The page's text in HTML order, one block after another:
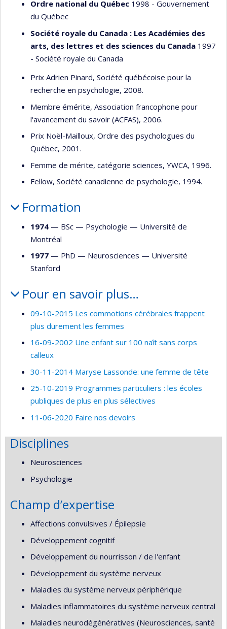
Ordre national du Québec 1998 - Gouvernement
du Québec
Société royale du Canada : Les Académies des
arts, des lettres et des sciences du Canada 1997
- Société royale du Canada
Prix Adrien Pinard, Société québécoise pour la
recherche en psychologie, 2008.
Membre émérite, Association francophone pour
l'avancement du savoir (ACFAS), 2006.
Prix Noël-Mailloux, Ordre des psychologues du
Québec, 2001.
Femme de mérite, catégorie sciences, YWCA, 1996.
Fellow, Société canadienne de psychologie, 1994.
Formation
1974 — BSc — Psychologie — Université de
Montréal
1977 — PhD — Neurosciences — Université
Stanford
Pour en savoir plus…
09-10-2015 Les commotions cérébrales frappent
plus durement les femmes
16-09-2002 Une enfant sur 100 naît sans corps
calleux
30-11-2014 Maryse Lassonde: une femme de tête
25-10-2019 Programmes particuliers : les écoles
publiques de plus en plus sélectives
11-06-2020 Faire nos devoirs
Disciplines
Neurosciences
Psychologie
Champ d’expertise
Affections convulsives / Épilepsie
Développement cognitif
Développement du nourrisson / de l'enfant
Développement du système nerveux
Maladies du système nerveux périphérique
Maladies inflammatoires du système nerveux central
Maladies neurodégénératives (Neurosciences, santé